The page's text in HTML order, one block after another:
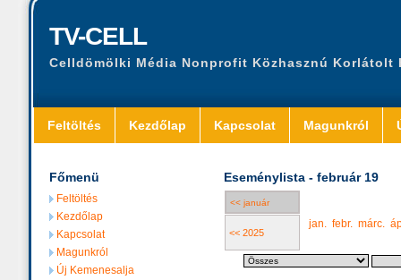
TV-CELL
Celldömölki Média Nonprofit Közhasznú Korlátolt
Feltöltés Kezdőlap Kapcsolat Magunkról
Főmenü
Feltöltés
Kezdőlap
Kapcsolat
Magunkról
Új Kemenesalja
Eseménylista - február 19
<< január
<< 2025
jan. febr. márc.